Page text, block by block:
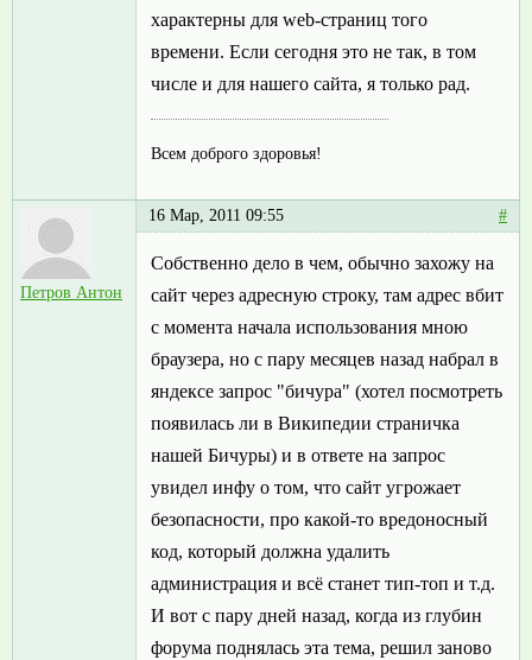
характерны для web-страниц того
времени. Если сегодня это не так, в том
числе и для нашего сайта, я только рад.
Всем доброго здоровья!
Петров Антон
16 Мар, 2011 09:55 #
Собственно дело в чем, обычно захожу на
сайт через адресную строку, там адрес вбит
с момента начала использования мною
браузера, но с пару месяцев назад набрал в
яндексе запрос "бичура" (хотел посмотреть
появилась ли в Википедии страничка
нашей Бичуры) и в ответе на запрос
увидел инфу о том, что сайт угрожает
безопасности, про какой-то вредоносный
код, который должна удалить
администрация и всё станет тип-топ и т.д.
И вот с пару дней назад, когда из глубин
форума поднялась эта тема, решил заново